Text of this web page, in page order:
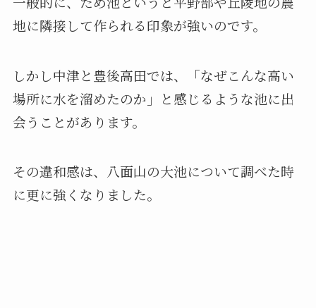
地に隣接して作られる印象が強いのです。
しかし中津と豊後高田では、「なぜこんな高い
場所に水を溜めたのか」と感じるような池に出
会うことがあります。
その違和感は、八面山の大池について調べた時
に更に強くなりました。